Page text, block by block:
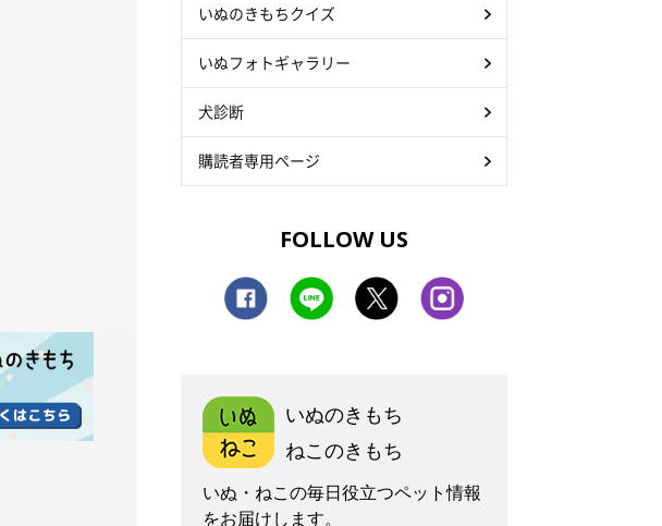
いぬのきもちクイズ
いぬフォトギャラリー
犬診断
購読者専用ページ
FOLLOW US
いぬのきもち
ねこのきもち
いぬ・ねこの毎日役立つペット情報
をお届けします。